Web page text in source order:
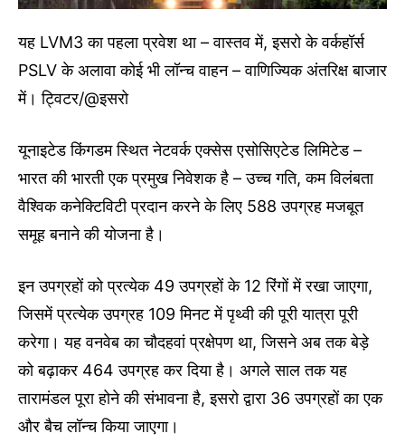
यह LVM3 का पहला प्रवेश था – वास्तव में, इसरो के वर्कहॉर्स
PSLV के अलावा कोई भी लॉन्च वाहन – वाणिज्यिक अंतरिक्ष बाजार
में। ट्विटर/@इसरो
यूनाइटेड किंगडम स्थित नेटवर्क एक्सेस एसोसिएटेड लिमिटेड –
भारत की भारती एक प्रमुख निवेशक है – उच्च गति, कम विलंबता
वैश्विक कनेक्टिविटी प्रदान करने के लिए 588 उपग्रह मजबूत
समूह बनाने की योजना है।
इन उपग्रहों को प्रत्येक 49 उपग्रहों के 12 रिंगों में रखा जाएगा,
जिसमें प्रत्येक उपग्रह 109 मिनट में पृथ्वी की पूरी यात्रा पूरी
करेगा। यह वनवेब का चौदहवां प्रक्षेपण था, जिसने अब तक बेड़े
को बढ़ाकर 464 उपग्रह कर दिया है। अगले साल तक यह
तारामंडल पूरा होने की संभावना है, इसरो द्वारा 36 उपग्रहों का एक
और बैच लॉन्च किया जाएगा।